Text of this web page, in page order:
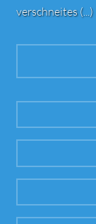
verschneites (...)